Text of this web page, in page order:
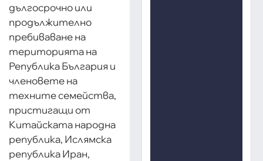
дългосрочно или
продължително
пребиваване на
територията на
Република България и
членовете на
техните семейства,
пристигащи от
Китайската народна
република, Ислямска
република Иран,